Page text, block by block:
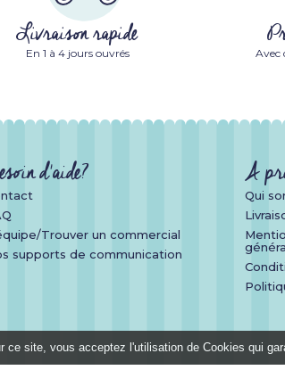
ce site, vous acceptez l'utilisation de Cookies qui
Livraison rapide
En 1 à 4 jours ouvrés
Avec
d'aide?
Trouver un commercial
supports de communication
A
Qui